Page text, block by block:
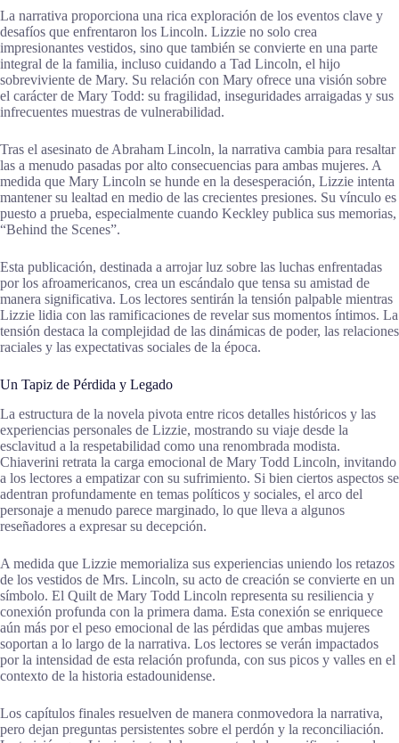
La narrativa proporciona una rica exploración de los eventos clave y
desafíos que enfrentaron los Lincoln. Lizzie no solo crea
impresionantes vestidos, sino que también se convierte en una parte
integral de la familia, incluso cuidando a Tad Lincoln, el hijo
sobreviviente de Mary. Su relación con Mary ofrece una visión sobre
el carácter de Mary Todd: su fragilidad, inseguridades arraigadas y sus
infrecuentes muestras de vulnerabilidad.
Tras el asesinato de Abraham Lincoln, la narrativa cambia para resaltar
las a menudo pasadas por alto consecuencias para ambas mujeres. A
medida que Mary Lincoln se hunde en la desesperación, Lizzie intenta
mantener su lealtad en medio de las crecientes presiones. Su vínculo es
puesto a prueba, especialmente cuando Keckley publica sus memorias,
“Behind the Scenes”.
Esta publicación, destinada a arrojar luz sobre las luchas enfrentadas
por los afroamericanos, crea un escándalo que tensa su amistad de
manera significativa. Los lectores sentirán la tensión palpable mientras
Lizzie lidia con las ramificaciones de revelar sus momentos íntimos. La
tensión destaca la complejidad de las dinámicas de poder, las relaciones
raciales y las expectativas sociales de la época.
Un Tapiz de Pérdida y Legado
La estructura de la novela pivota entre ricos detalles históricos y las
experiencias personales de Lizzie, mostrando su viaje desde la
esclavitud a la respetabilidad como una renombrada modista.
Chiaverini retrata la carga emocional de Mary Todd Lincoln, invitando
a los lectores a empatizar con su sufrimiento. Si bien ciertos aspectos se
adentran profundamente en temas políticos y sociales, el arco del
personaje a menudo parece marginado, lo que lleva a algunos
reseñadores a expresar su decepción.
A medida que Lizzie memorializa sus experiencias uniendo los retazos
de los vestidos de Mrs. Lincoln, su acto de creación se convierte en un
símbolo. El Quilt de Mary Todd Lincoln representa su resiliencia y
conexión profunda con la primera dama. Esta conexión se enriquece
aún más por el peso emocional de las pérdidas que ambas mujeres
soportan a lo largo de la narrativa. Los lectores se verán impactados
por la intensidad de esta relación profunda, con sus picos y valles en el
contexto de la historia estadounidense.
Los capítulos finales resuelven de manera conmovedora la narrativa,
pero dejan preguntas persistentes sobre el perdón y la reconciliación.